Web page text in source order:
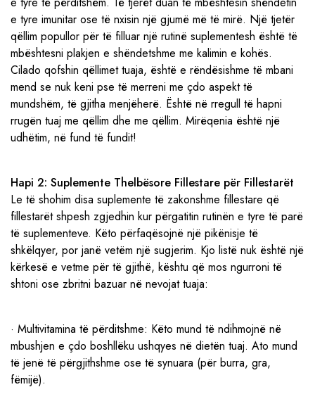
e tyre imunitar ose të nxisin një gjumë më të mirë. Një tjetër
qëllim popullor për të filluar një rutinë suplementesh është të
mbështesni plakjen e shëndetshme me kalimin e kohës.
Cilado qofshin qëllimet tuaja, është e rëndësishme të mbani
mend se nuk keni pse të merreni me çdo aspekt të
mundshëm, të gjitha menjëherë. Është në rregull të hapni
rrugën tuaj me qëllim dhe me qëllim. Mirëqenia është një
udhëtim, në fund të fundit!
Hapi 2: Suplemente Thelbësore Fillestare për Fillestarët
Le të shohim disa suplemente të zakonshme fillestare që
fillestarët shpesh zgjedhin kur përgatitin rutinën e tyre të parë
të suplementeve. Këto përfaqësojnë një pikënisje të
shkëlqyer, por janë vetëm një sugjerim. Kjo listë nuk është një
kërkesë e vetme për të gjithë, kështu që mos ngurroni të
shtoni ose zbritni bazuar në nevojat tuaja:
· Multivitamina të përditshme: Këto mund të ndihmojnë në
mbushjen e çdo boshllëku ushqyes në dietën tuaj. Ato mund
të jenë të përgjithshme ose të synuara (për burra, gra,
fëmijë).